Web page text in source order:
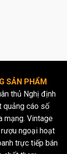
SẢN PHẨM
thủ Nghị định
quảng cáo số
mạng. Vintage
ngoại hoạt
trực tiếp bán